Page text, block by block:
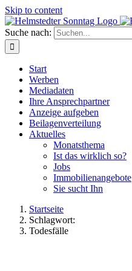
Skip to content
Suche nach:
Start
Werben
Mediadaten
Ihre Ansprechpartner
Anzeige aufgeben
Beilagenverteilung
Aktuelles
Monatsthema
Ist das wirklich so?
Jobs
Immobilienangebote
Sie sucht Ihn
Startseite
Schlagwort:
Todesfälle